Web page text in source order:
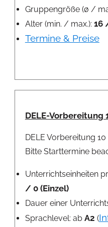
Gruppengröße (ø /
Alter (min. / max.): 16
Termine & Preise
DELE-Vorbereitung
DELE Vorbereitung
Bitte Starttermine
Unterrichtseinheiten
/ 0 (Einzel)
Dauer einer
Sprachlevel: ab A2 (